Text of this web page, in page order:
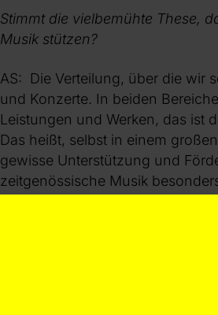
Stimmt die vielbemühte These,
Musik stützen?
AS: Die Verteilung, über die wir
und Konzerte. In beiden
Leistungen und Werken, das ist
Das heißt, selbst in einem
gewisse Unterstützung und
zeitgenössische Musik
die E-Musik, zwei Drittel gehen
Die E-Musik nimmt nicht an der